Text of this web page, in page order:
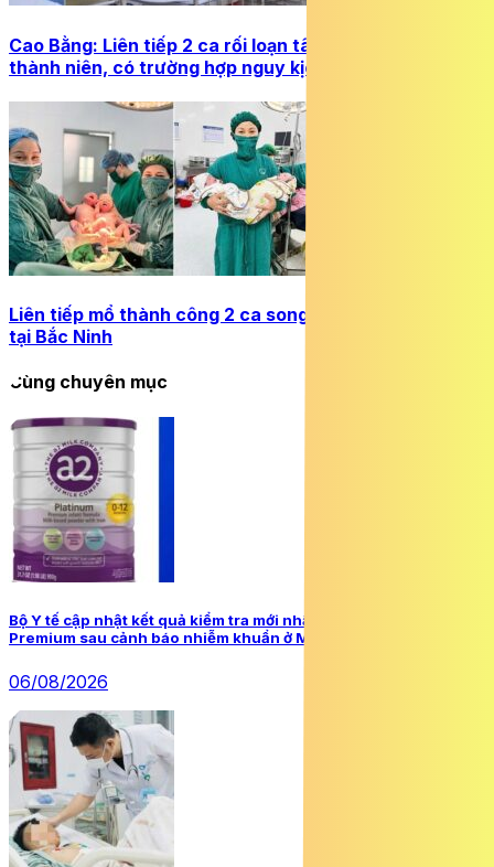
Cao Bằng: Liên tiếp 2 ca rối loạn tâm thần ở trẻ vị
thành niên, có trường hợp nguy kịch
Liên tiếp mổ thành công 2 ca song thai nguy cơ cao
tại Bắc Ninh
Cùng chuyên mục
Bộ Y tế cập nhật kết quả kiểm tra mới nhất về sữa a2 Platinum
Premium sau cảnh báo nhiễm khuẩn ở Mỹ
06/08/2026